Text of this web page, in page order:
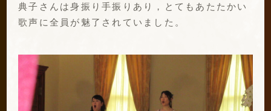
典子さんは身振り手振りあり，とてもあたたかい
歌声に全員が魅了されていました。